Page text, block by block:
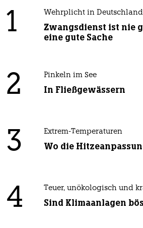
1 Wehrplicht in Deutschland
Zwangsdienst ist nie
eine gute Sache
2 Pinkeln im See
In Fließgewässern
3 Extrem-Temperaturen
Wo die
4 Teuer, unökologisch und
Sind Klimaanlagen